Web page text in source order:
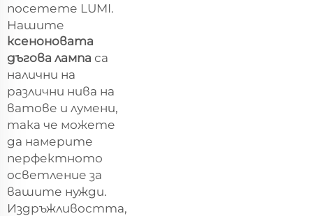
посетете LUMI.
Нашите
ксеноновата
дъгова лампа са
налични на
различни нива на
ватове и лумени,
така че можете
да намерите
перфектното
осветление за
вашите нужди.
Издръжливостта,